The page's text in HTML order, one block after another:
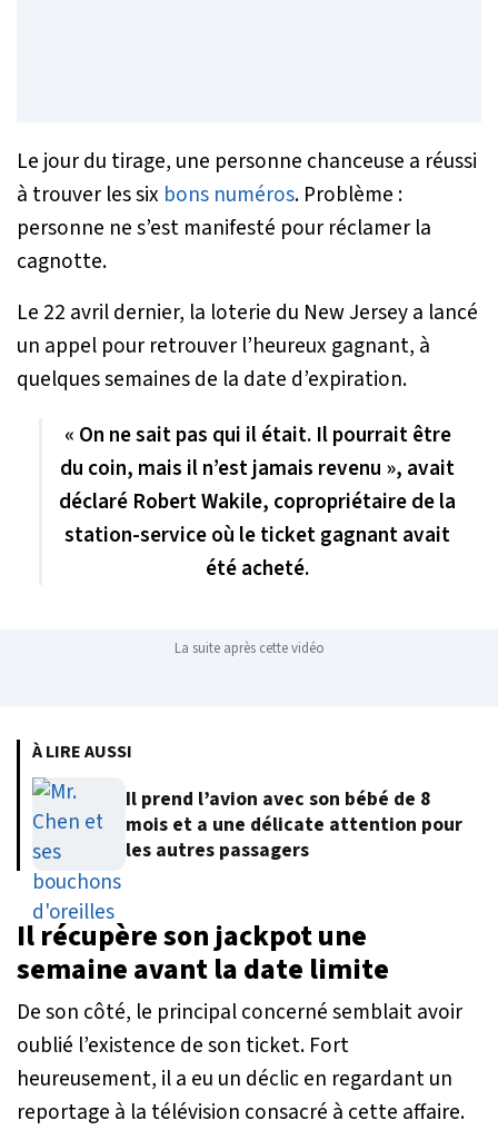
Le jour du tirage, une personne chanceuse a réussi
à trouver les six bons numéros. Problème :
personne ne s’est manifesté pour réclamer la
cagnotte.
Le 22 avril dernier, la loterie du New Jersey a lancé
un appel pour retrouver l’heureux gagnant, à
quelques semaines de la date d’expiration.
« On ne sait pas qui il était. Il pourrait être
du coin, mais il n’est jamais revenu », avait
déclaré Robert Wakile, copropriétaire de la
station-service où le ticket gagnant avait
été acheté.
La suite après cette vidéo
À LIRE AUSSI
Il prend l’avion avec son bébé de 8
mois et a une délicate attention pour
les autres passagers
Il récupère son jackpot une
semaine avant la date limite
De son côté, le principal concerné semblait avoir
oublié l’existence de son ticket. Fort
heureusement, il a eu un déclic en regardant un
reportage à la télévision consacré à cette affaire.